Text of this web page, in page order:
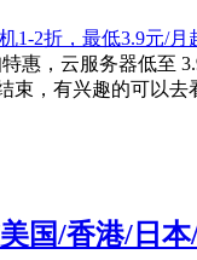
惠，云服务器低至
束，有兴趣的可以
国/香港/日